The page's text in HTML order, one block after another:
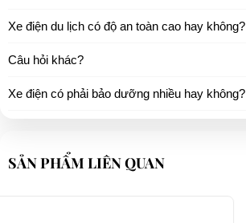
Xe điện du lịch có độ an toàn cao hay không?
Câu hỏi khác?
Xe điện có phải bảo dưỡng nhiều hay không?
SẢN PHẨM LIÊN QUAN